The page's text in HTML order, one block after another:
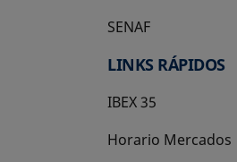
SENAF
LINKS RÁPIDOS
IBEX 35
Horario Mercados